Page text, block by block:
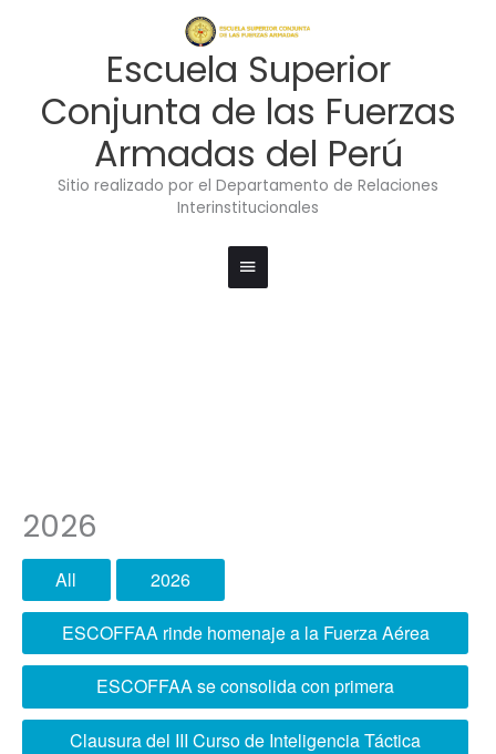
Escuela Superior
Conjunta de las Fuerzas
Armadas del Perú
Sitio realizado por el Departamento de Relaciones
Interinstitucionales
principal
2026
All 2026
ESCOFFAA rinde homenaje a la Fuerza Aérea
del Perú
ESCOFFAA se consolida con primera
sustentación de tesis
Clausura del III Curso de Inteligencia Táctica